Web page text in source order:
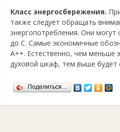
Класс энергосбережения.
также следует обращать
энергопотребления. Они могут
до C. Самые экономичные
А++. Естественно, чем меньше
духовой шкаф, тем выше будет
Поделиться…